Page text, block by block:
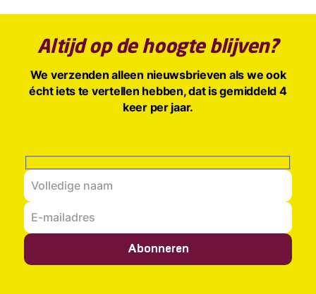
Altijd op de hoogte blijven?
We verzenden alleen nieuwsbrieven als we ook
écht iets te vertellen hebben, dat is gemiddeld 4
keer per jaar.
Abonneren